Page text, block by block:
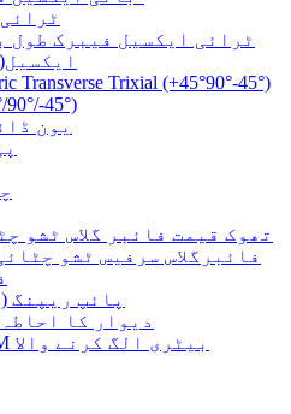
ٹرائی ایکسیل فیبرک طول
ایکسیل(0°+45°-45°)
Transverse Trixial (+45°90°-45°)
90°/-45°)
یون
فائبرگلاس سرفیس ٹشو
پائپ ریپنگ
دیوار کا
فائبر گلاس AGM بیٹری الگ کرنے والا